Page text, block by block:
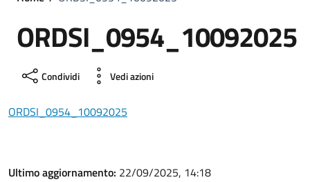
ORDSI_0954_10092025
Condividi Vedi azioni
ORDSI_0954_10092025
Ultimo aggiornamento: 22/09/2025, 14:18